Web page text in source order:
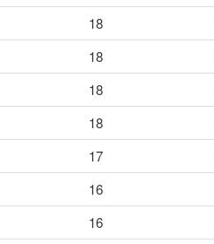
18
18
18
18
17
16
16